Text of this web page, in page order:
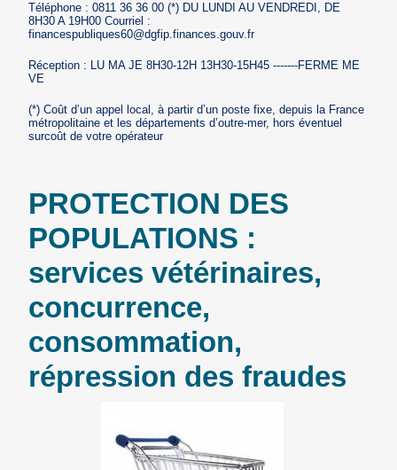
Téléphone : 0811 36 36 00 (*) DU LUNDI AU VENDREDI, DE
8H30 A 19H00 Courriel :
financespubliques60@dgfip.finances.gouv.fr
Réception : LU MA JE 8H30-12H 13H30-15H45 -------FERME ME
VE
(*) Coût d’un appel local, à partir d’un poste fixe, depuis la France
métropolitaine et les départements d’outre-mer, hors éventuel
surcoût de votre opérateur
PROTECTION DES
POPULATIONS :
services vétérinaires,
concurrence,
consommation,
répression des fraudes